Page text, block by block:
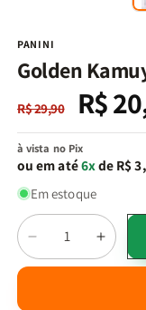
PANINI
Golden
Preço
normal
R$ 29,90
Preço
R$
à vista no Pix
ou em até6xde R$
Em estoque
Quantidade
Diminuir
a
a